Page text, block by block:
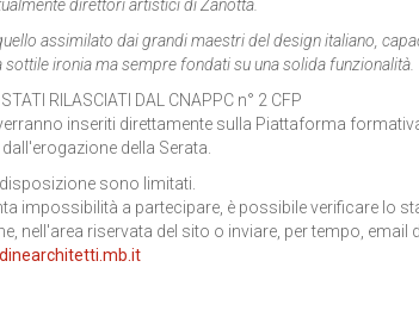
direttori artistici di Zanotta.
assimilato dai grandi maestri del design italiano,
ironia ma sempre fondati su una solida funzionalità.
RILASCIATI DAL CNAPPC n° 2 CFP
inseriti direttamente sulla Piattaforma
della Serata.
sono limitati.
impossibilità a partecipare, è possibile verificare lo
nell'area riservata del sito o inviare, per tempo, email